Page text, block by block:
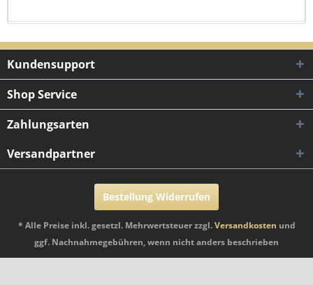
Kundensupport
Shop Service
Zahlungsarten
Versandpartner
Bestellung Widerrufen
* Alle Preise inkl. gesetzl. Mehrwertsteuer zzgl.Versandkosten und
ggf. Nachnahmegebühren, wenn nicht anders beschrieben